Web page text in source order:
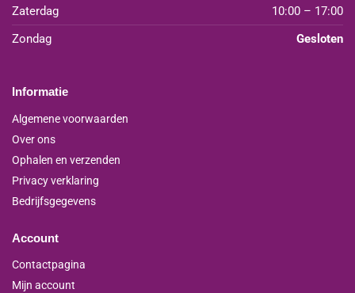
Zaterdag
10:00 – 17:00
Zondag
Gesloten
Informatie
Algemene voorwaarden
Over ons
Ophalen en verzenden
Privacy verklaring
Bedrijfsgegevens
Account
Contactpagina
Mijn account